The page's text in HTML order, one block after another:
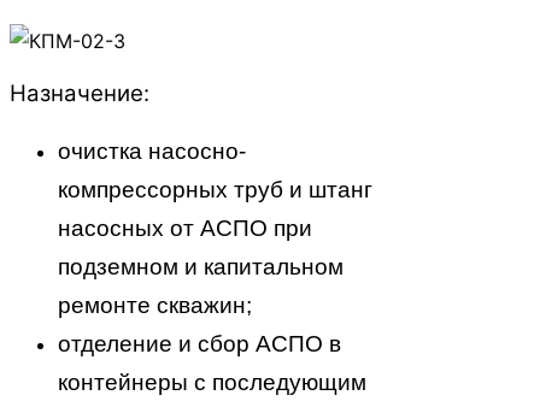
Назначение:
очистка насосно-
компрессорных труб и штанг
насосных от АСПО при
подземном и капитальном
ремонте скважин;
отделение и сбор АСПО в
контейнеры с последующим